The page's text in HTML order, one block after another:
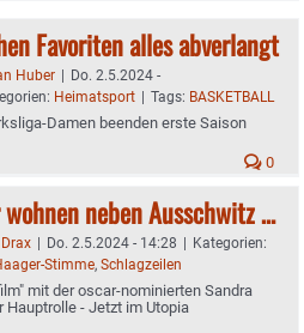
Favoriten alles abverlangt
Huber | Do. 2.5.2024 -
Heimatsport | Tags: BASKETBALL
Damen beenden erste Saison
0
wohnen neben Ausschwitz …
| Do. 2.5.2024 - 14:28 | Kategorien:
Stimme, Schlagzeilen
mit der oscar-nominierten Sandra
Hauptrolle - Jetzt im Utopia